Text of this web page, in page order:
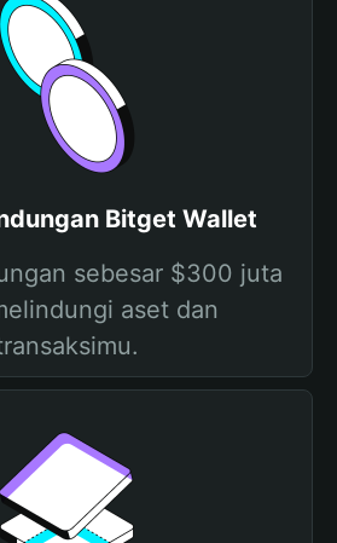
Bitget Wallet
sebesar $300 juta
aset dan